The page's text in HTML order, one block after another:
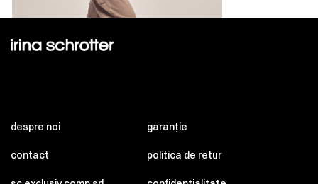
despre noi
contact
garanție
politica de retur